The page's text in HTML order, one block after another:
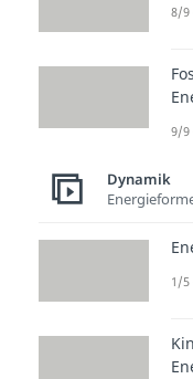
8/9
9/9
Dynamik
1/5